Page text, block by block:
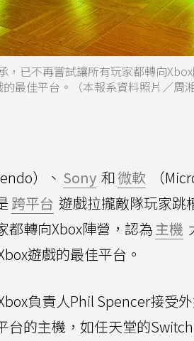
，已不再嘗試讓所有玩家都轉向
最佳平台。（本報系資料照片／周湘
）、 Sony 和微軟
（
跨平台 遊戲拉攏敵隊玩家跳
都轉向Xbox陣營，認為主機
遊戲的最佳平台。
負責人Phil Spencer接受
台的主機，如任天堂的